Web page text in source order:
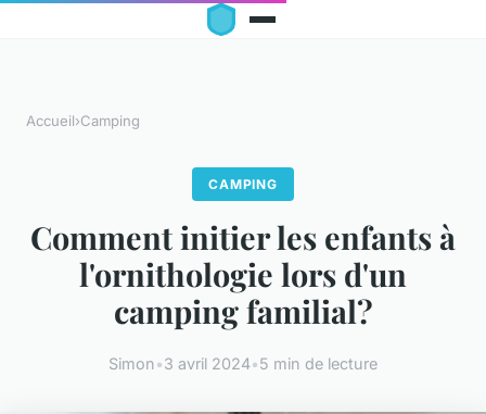
Accueil›Camping
CAMPING
Comment initier les enfants à
l'ornithologie lors d'un
camping familial?
Simon•3 avril 2024•5 min de lecture